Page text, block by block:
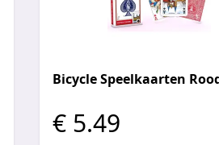
Bicycle Speelkaarten
€ 5.49